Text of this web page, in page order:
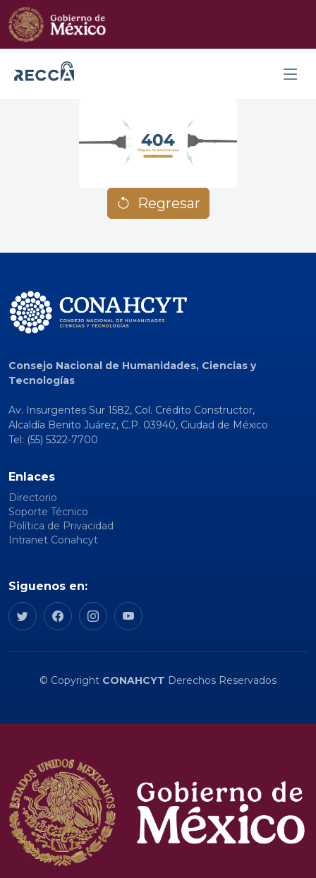
Regresar
Consejo Nacional de Humanidades, Ciencias y
Tecnologías
Av. Insurgentes Sur 1582, Col. Crédito Constructor,
Alcaldía Benito Juárez, C.P. 03940, Ciudad de México
Tel: (55) 5322-7700
Enlaces
Directorio
Soporte Técnico
Política de Privacidad
Intranet Conahcyt
Siguenos en:
© Copyright CONAHCYT Derechos Reservados